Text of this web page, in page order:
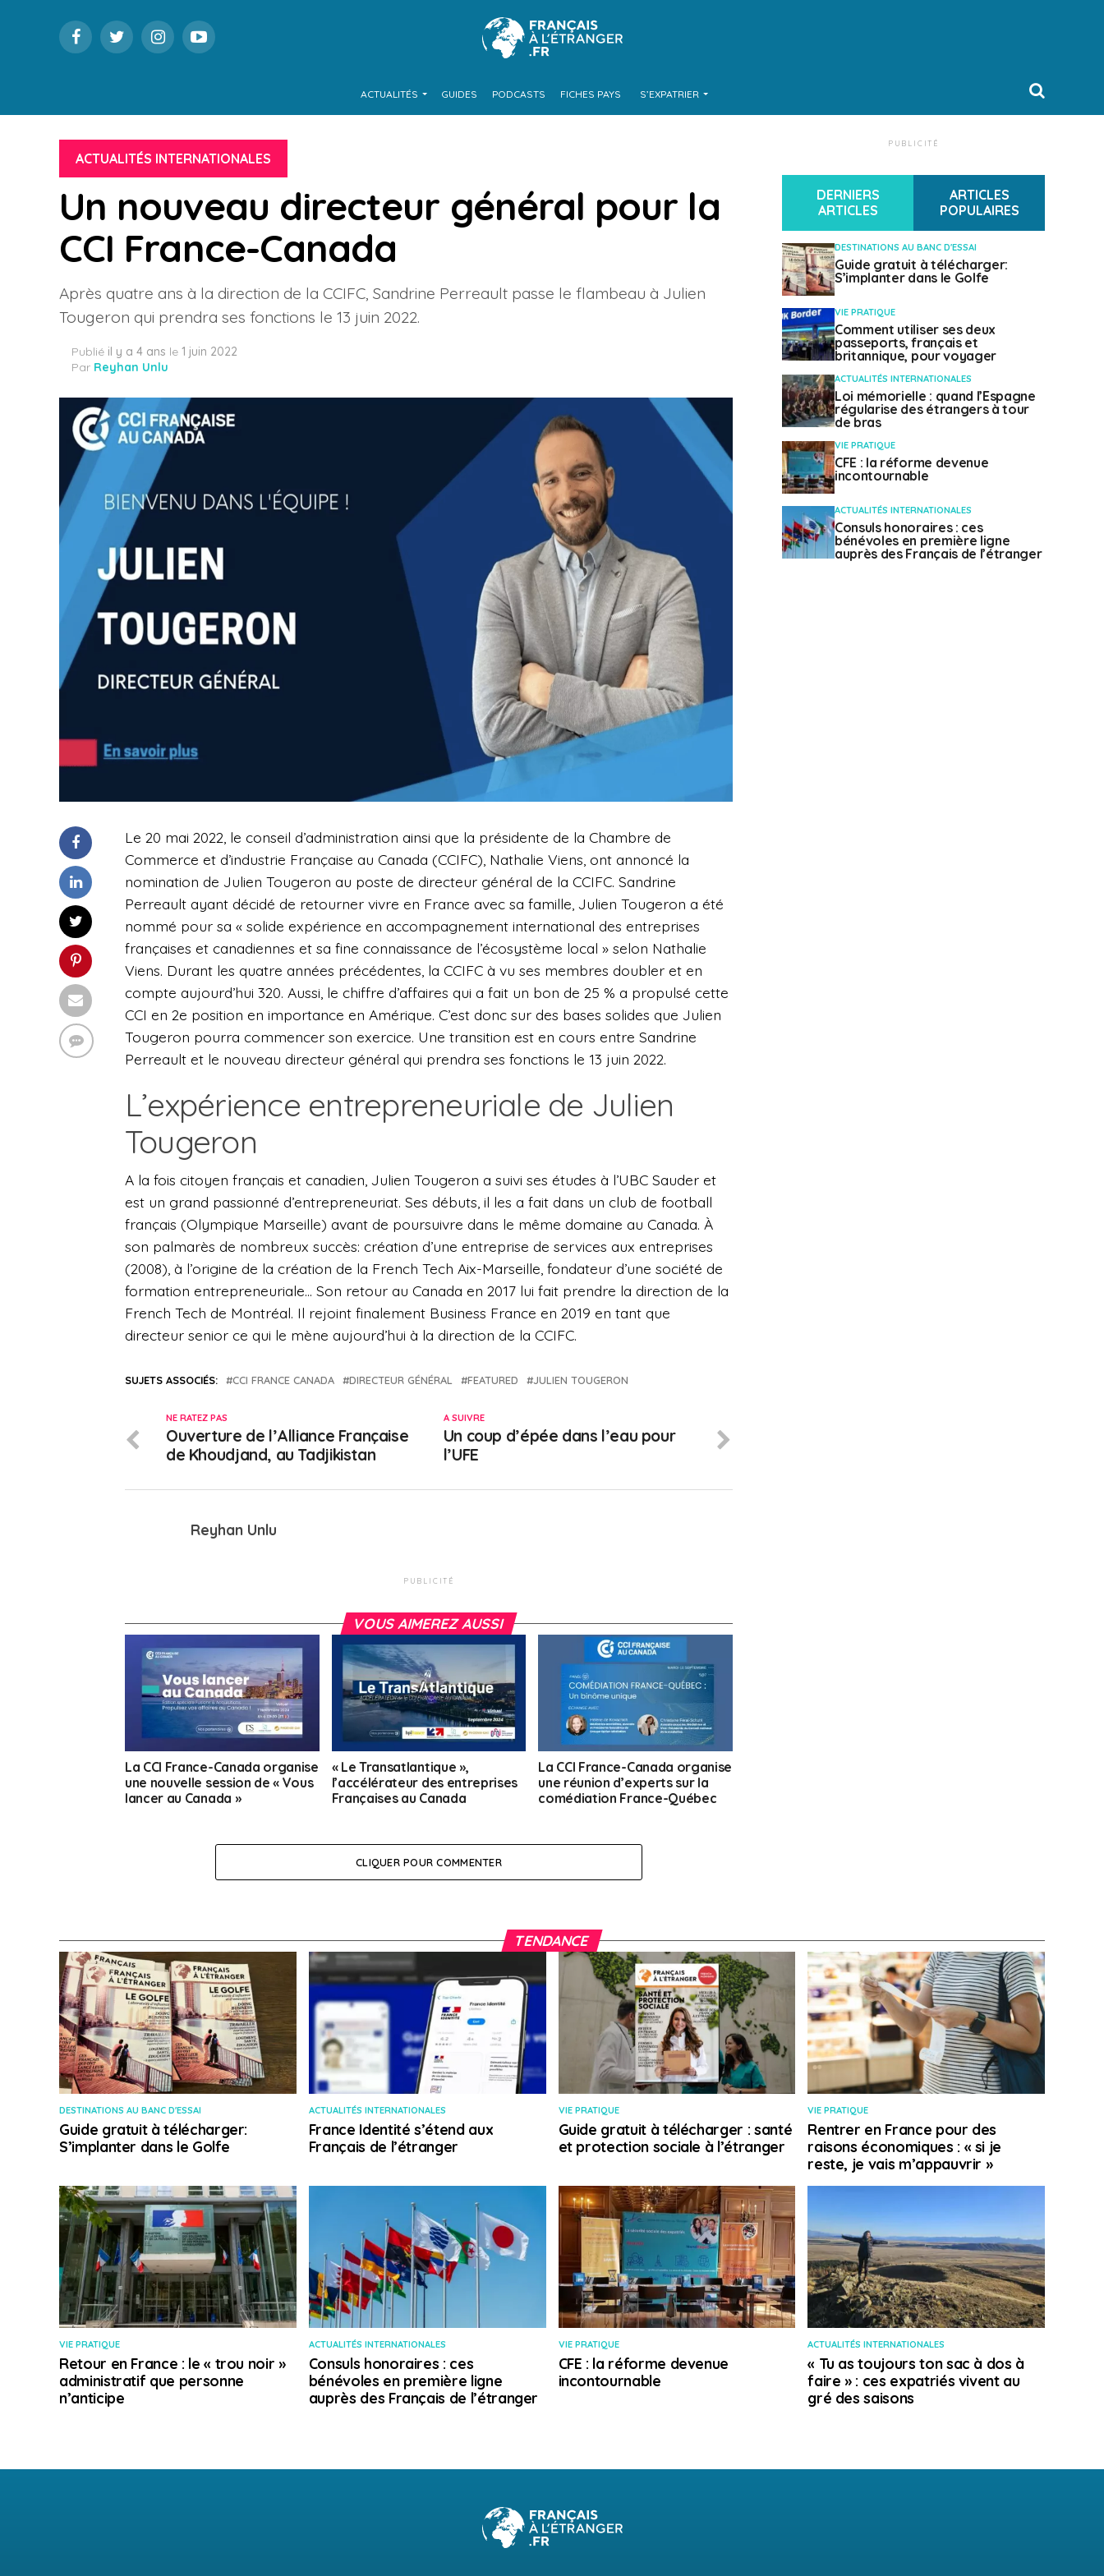
ACTUALITÉS GUIDES PODCASTS FICHES PAYS S’EXPATRIER
ACTUALITÉS INTERNATIONALES
Un nouveau directeur général pour la
CCI France-Canada
Après quatre ans à la direction de la CCIFC, Sandrine Perreault passe le flambeau à Julien
Tougeron qui prendra ses fonctions le 13 juin 2022.
Publié il y a 4 ans le 1 juin 2022
Par Reyhan Unlu
Le 20 mai 2022, le conseil d’administration ainsi que la présidente de la Chambre de
Commerce et d’industrie Française au Canada (CCIFC), Nathalie Viens, ont annoncé la
nomination de Julien Tougeron au poste de directeur général de la CCIFC. Sandrine
Perreault ayant décidé de retourner vivre en France avec sa famille, Julien Tougeron a été
nommé pour sa « solide expérience en accompagnement international des entreprises
françaises et canadiennes et sa fine connaissance de l’écosystème local » selon Nathalie
Viens. Durant les quatre années précédentes, la CCIFC à vu ses membres doubler et en
compte aujourd’hui 320. Aussi, le chiffre d’affaires qui a fait un bon de 25 % a propulsé cette
CCI en 2e position en importance en Amérique. C’est donc sur des bases solides que Julien
Tougeron pourra commencer son exercice. Une transition est en cours entre Sandrine
Perreault et le nouveau directeur général qui prendra ses fonctions le 13 juin 2022.
L’expérience entrepreneuriale de Julien
Tougeron
A la fois citoyen français et canadien, Julien Tougeron a suivi ses études à l’UBC Sauder et
est un grand passionné d’entrepreneuriat. Ses débuts, il les a fait dans un club de football
français (Olympique Marseille) avant de poursuivre dans le même domaine au Canada. À
son palmarès de nombreux succès: création d’une entreprise de services aux entreprises
(2008), à l’origine de la création de la French Tech Aix-Marseille, fondateur d’une société de
formation entrepreneuriale… Son retour au Canada en 2017 lui fait prendre la direction de la
French Tech de Montréal. Il rejoint finalement Business France en 2019 en tant que
directeur senior ce qui le mène aujourd’hui à la direction de la CCIFC.
SUJETS ASSOCIÉS: CCI FRANCE CANADA DIRECTEUR GÉNÉRAL FEATURED JULIEN TOUGERON
A SUIVRE
Un coup d’épée dans l’eau pour
l’UFE
NE RATEZ PAS
Ouverture de l’Alliance Française
de Khoudjand, au Tadjikistan
Reyhan Unlu
PUBLICITÉ
VOUS AIMEREZ AUSSI
La CCI France-Canada organise
une nouvelle session de « Vous
lancer au Canada »
« Le Transatlantique »,
l’accélérateur des entreprises
Françaises au Canada
La CCI France-Canada organise
une réunion d’experts sur la
comédiation France-Québec
CLIQUER POUR COMMENTER
PUBLICITÉ
DERNIERS
ARTICLES
ARTICLES
POPULAIRES
DESTINATIONS AU BANC D'ESSAI
Guide gratuit à télécharger:
S’implanter dans le Golfe
VIE PRATIQUE
Comment utiliser ses deux
passeports, français et
britannique, pour voyager
ACTUALITÉS INTERNATIONALES
Loi mémorielle : quand l’Espagne
régularise des étrangers à tour
de bras
VIE PRATIQUE
CFE : la réforme devenue
incontournable
ACTUALITÉS INTERNATIONALES
Consuls honoraires : ces
bénévoles en première ligne
auprès des Français de l’étranger
TENDANCE
DESTINATIONS AU BANC D'ESSAI
Guide gratuit à télécharger:
S’implanter dans le Golfe
ACTUALITÉS INTERNATIONALES
France Identité s’étend aux
Français de l’étranger
VIE PRATIQUE
Guide gratuit à télécharger : santé
et protection sociale à l’étranger
VIE PRATIQUE
Rentrer en France pour des
raisons économiques : « si je
reste, je vais m’appauvrir »
VIE PRATIQUE
Retour en France : le « trou noir »
administratif que personne
n’anticipe
ACTUALITÉS INTERNATIONALES
Consuls honoraires : ces
bénévoles en première ligne
auprès des Français de l’étranger
VIE PRATIQUE
CFE : la réforme devenue
incontournable
ACTUALITÉS INTERNATIONALES
« Tu as toujours ton sac à dos à
faire » : ces expatriés vivent au
gré des saisons